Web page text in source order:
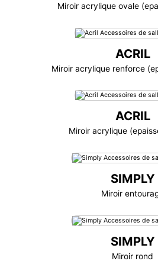
Miroir acrylique ovale
ACRIL
Miroir acrylique renforce
ACRIL
Miroir acrylique
SIMPLY
Miroir
SIMPLY
Miroir rond